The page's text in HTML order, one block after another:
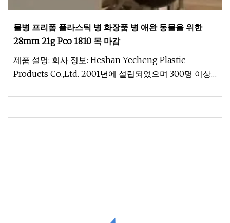
물병 프리폼 플라스틱 병 화장품 병 애완 동물을 위한
28mm 21g Pco 1810 목 마감
제품 설명: 회사 정보: Heshan Yecheng Plastic
Products Co.,Ltd. 2001년에 설립되었으며 300명 이상